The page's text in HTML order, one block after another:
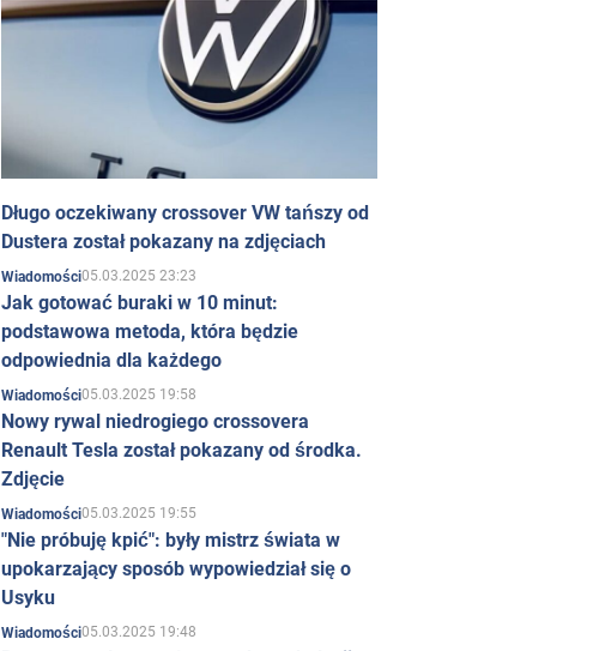
Długo oczekiwany crossover VW tańszy od
Dustera został pokazany na zdjęciach
Wiadomości05.03.2025 23:23
Jak gotować buraki w 10 minut:
podstawowa metoda, która będzie
odpowiednia dla każdego
Wiadomości05.03.2025 19:58
Nowy rywal niedrogiego crossovera
Renault Tesla został pokazany od środka.
Zdjęcie
Wiadomości05.03.2025 19:55
"Nie próbuję kpić": były mistrz świata w
upokarzający sposób wypowiedział się o
Usyku
Wiadomości05.03.2025 19:48